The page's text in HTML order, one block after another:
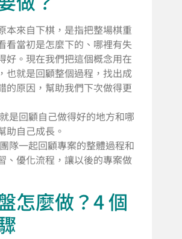
本來自下棋，是指把整場棋重
看當初是怎麼下的、哪裡有失
好。現在我們把這個概念用在
也就是回顧整個過程，找出成
的原因，幫助我們下次做得更
是回顧自己做得好的地方和哪
助自己成長。
隊一起回顧專案的整體過程和
、優化流程，讓以後的專案做
怎麼做？4 個